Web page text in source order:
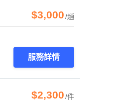
$3,000/趟
服務詳情
$2,300/件